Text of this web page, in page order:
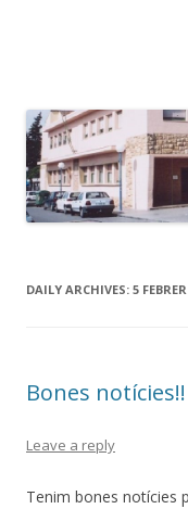
DAILY ARCHIVES: 5
Bones notícies!!
Leave a reply
Tenim bones notícies